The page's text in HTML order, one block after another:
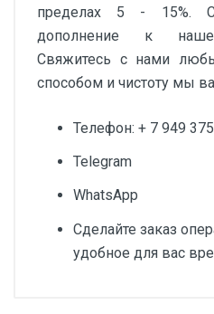
пределах 5 - 15%.
дополнение к
Свяжитесь с нами
способом и чистоту мы
Телефон: + 7 949
Telegram
WhatsApp
Сделайте заказ
удобное для вас